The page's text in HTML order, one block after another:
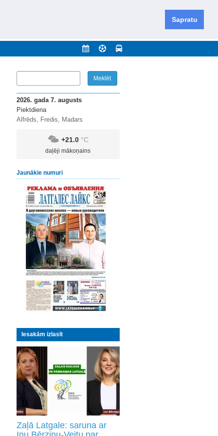
Sapratu
novadu un apkārtējos novadus un pilsētas.
2026. gada 7. augusts
Piektdiena
Alfrēds, Fredis, Madars
+21.0 °C
daļēji mākoņains
Jaunākie numuri
Iesakām izlasīt
Zaļā Latgale: saruna ar